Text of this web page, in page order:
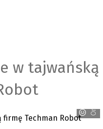
w tajwańską
Omron